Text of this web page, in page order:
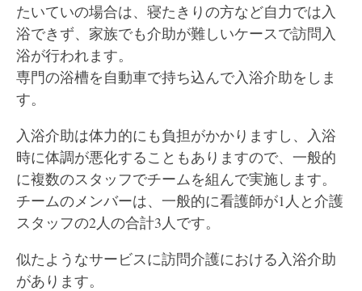
たいていの場合は、寝たきりの方など自力では入
浴できず、家族でも介助が難しいケースで訪問入
浴が行われます。
専門の浴槽を自動車で持ち込んで入浴介助をしま
す。
入浴介助は体力的にも負担がかかりますし、入浴
時に体調が悪化することもありますので、一般的
に複数のスタッフでチームを組んで実施します。
チームのメンバーは、一般的に看護師が1人と介護
スタッフの2人の合計3人です。
似たようなサービスに訪問介護における入浴介助
があります。